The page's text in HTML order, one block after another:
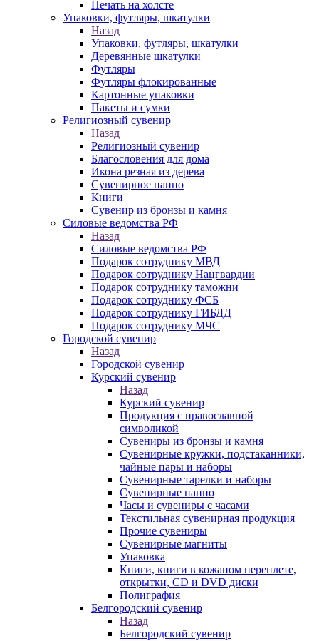
Печать на холсте
Упаковки, футляры, шкатулки
Назад
Упаковки, футляры, шкатулки
Деревянные шкатулки
Футляры
Футляры флокированные
Картонные упаковки
Пакеты и сумки
Религиозный сувенир
Назад
Религиозный сувенир
Благословения для дома
Икона резная из дерева
Сувенирное панно
Книги
Сувенир из бронзы и камня
Силовые ведомства РФ
Назад
Силовые ведомства РФ
Подарок сотруднику МВД
Подарок сотруднику Нацгвардии
Подарок сотруднику таможни
Подарок сотруднику ФСБ
Подарок сотруднику ГИБДД
Подарок сотруднику МЧС
Городской сувенир
Назад
Городской сувенир
Курский сувенир
Назад
Курский сувенир
Продукция с православной
символикой
Сувениры из бронзы и камня
Сувенирные кружки, подстаканники,
чайные пары и наборы
Сувенирные тарелки и наборы
Сувенирные панно
Часы и сувениры с часами
Текстильная сувенирная продукция
Прочие сувениры
Сувенирные магниты
Упаковка
Книги, книги в кожаном переплете,
открытки, CD и DVD диски
Полиграфия
Белгородский сувенир
Назад
Белгородский сувенир